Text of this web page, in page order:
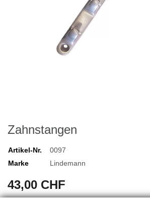
Zahnstangen
Artikel-Nr.
0097
Marke
Lindemann
43,00 CHF